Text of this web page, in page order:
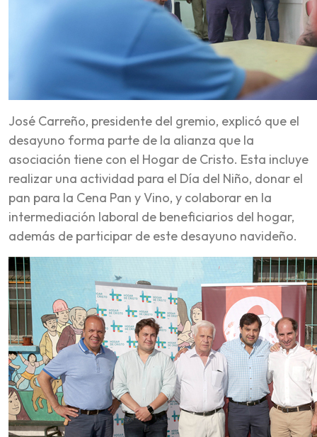
José Carreño, presidente del gremio, explicó que el
desayuno forma parte de la alianza que la
asociación tiene con el Hogar de Cristo. Esta incluye
realizar una actividad para el Día del Niño, donar el
pan para la Cena Pan y Vino, y colaborar en la
intermediación laboral de beneficiarios del hogar,
además de participar de este desayuno navideño.